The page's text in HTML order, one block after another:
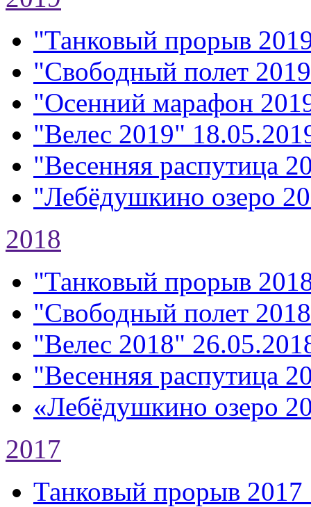
"Танковый прорыв
"Свободный полет
"Осенний марафон
"Велес 2019"
"Весенняя распутица
"Лебёдушкино озеро
2018
"Танковый прорыв
"Свободный полет
"Велес 2018"
"Весенняя распутица
«Лебёдушкино озеро
2017
Танковый прорыв 2017